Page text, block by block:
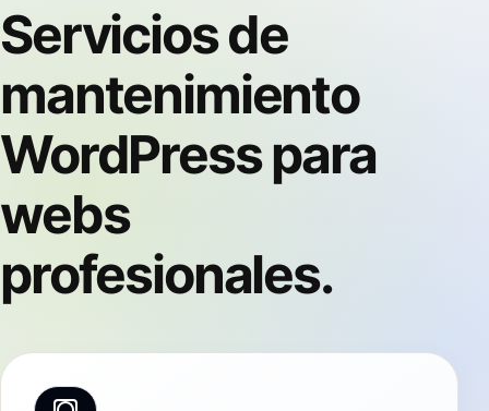
Servicios de
mantenimiento
WordPress para
webs
profesionales.